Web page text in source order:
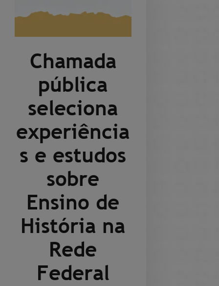
Chamada
pública
seleciona
experiência
s e estudos
sobre
Ensino de
História na
Rede
Federal